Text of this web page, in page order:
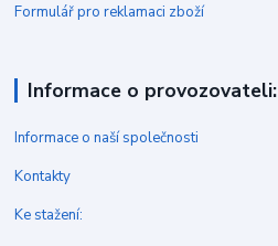
Formulář pro reklamaci zboží
Informace o provozovateli:
Informace o naší společnosti
Kontakty
Ke stažení: